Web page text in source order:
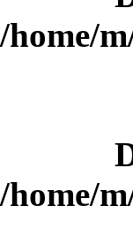
/home/
/home/